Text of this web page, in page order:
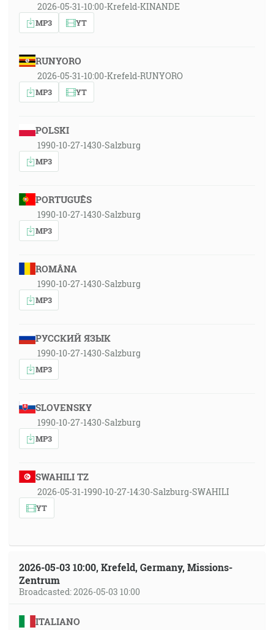
2026-05-31-10:00-Krefeld-KINANDE
MP3 YT
RUNYORO
2026-05-31-10:00-Krefeld-RUNYORO
MP3 YT
POLSKI
1990-10-27-1430-Salzburg
MP3
PORTUGUÊS
1990-10-27-1430-Salzburg
MP3
ROMÂNA
1990-10-27-1430-Salzburg
MP3
РУССКИЙ ЯЗЫК
1990-10-27-1430-Salzburg
MP3
SLOVENSKY
1990-10-27-1430-Salzburg
MP3
SWAHILI TZ
2026-05-31-1990-10-27-14:30-Salzburg-SWAHILI
YT
2026-05-03 10:00, Krefeld, Germany, Missions-
Zentrum
Broadcasted: 2026-05-03 10:00
ITALIANO